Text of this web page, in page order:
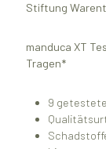
Stiftung
manduca XT
Tragen*
9